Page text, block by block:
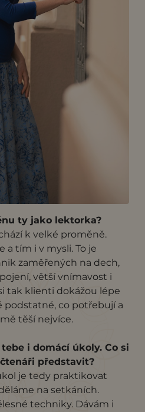
ty jako lektorka?
k velké proměně.
a tím i v mysli. To je
zaměřených na dech,
větší vnímavost i
tak klienti dokážou lépe
podstatné, co potřebují a
těší nejvíce.
i domácí úkoly. Co si
představit?
je tedy praktikovat
na setkáních.
techniky. Dávám i